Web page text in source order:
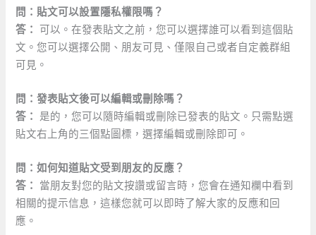
問：貼文可以設置隱私權限嗎？
答：
​可以。在發表貼文之前，您可以選擇誰可以看到這個貼
文。您可以選擇公開、朋友可見、僅限自己或者自定義群組
可見。
問：發表貼文後可以編輯或刪除嗎？
答：
是的，您可以隨時編輯或刪除已發表的貼文。只需點選
貼文右上角的三個點圖標，選擇編輯或刪除即可。
問：如何知道貼文受到朋友的反應？
答：
‌當朋友對您的貼文按讚或留言時，您會在通知欄中看到
相關的提示信息，這樣您就可以即時了解大家的反應和回
應。